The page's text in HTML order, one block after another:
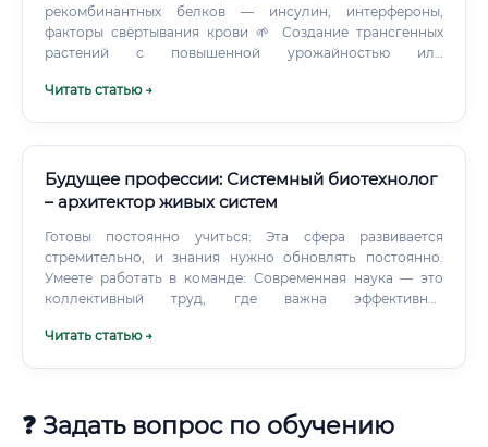
рекомбинантных белков — инсулин, интерфероны,
факторы свёртывания крови 🌱 Создание трансгенных
растений с повышенной урожайностью или
производство антибиотиков, аминокислот, витаминов с
Биоремедиация — использование микробов для очистки
загрязнённых почв и воды Биоинформатик решает
заканчиваются возможности человеческого восприятия.
Читать статью →
Будущее профессии: Системный биотехнолог
– архитектор живых систем
Готовы постоянно учиться: Эта сфера развивается
стремительно, и знания нужно обновлять постоянно.
Умеете работать в команде: Современная наука — это
коллективный труд, где важна эффективная
труда Востребованность системных биотехнологов
Читать статью →
❓ Задать вопрос по обучению